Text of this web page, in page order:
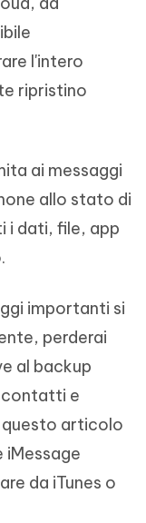
l'intero
ripristino
ai messaggi
allo stato di
i dati, file, app
importanti si
perderai
al backup
contatti e
questo articolo
da iTunes o